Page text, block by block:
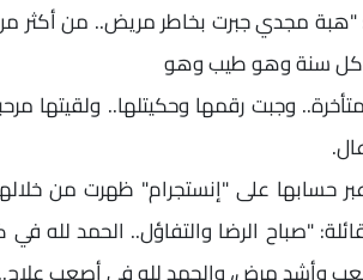
"هبة مجدي جبرت بخاطر مريض.. من
كل سنة وهو طيب وهو
وجبت رقمها وحكيتلها.. ولقيتها
حسابها على "إنستجرام" ظهرت من
"صباح الرضا والتفاؤل.. الحمد